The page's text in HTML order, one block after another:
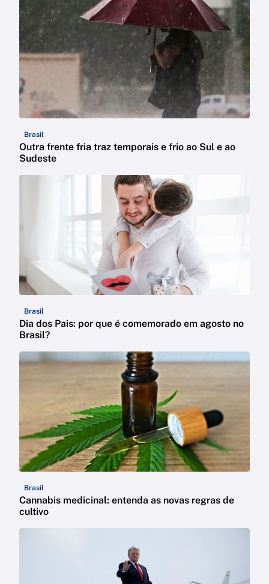
Brasil
Outra frente fria traz temporais e frio ao Sul e ao
Sudeste
Brasil
Dia dos Pais: por que é comemorado em agosto no
Brasil?
Brasil
Cannabis medicinal: entenda as novas regras de
cultivo